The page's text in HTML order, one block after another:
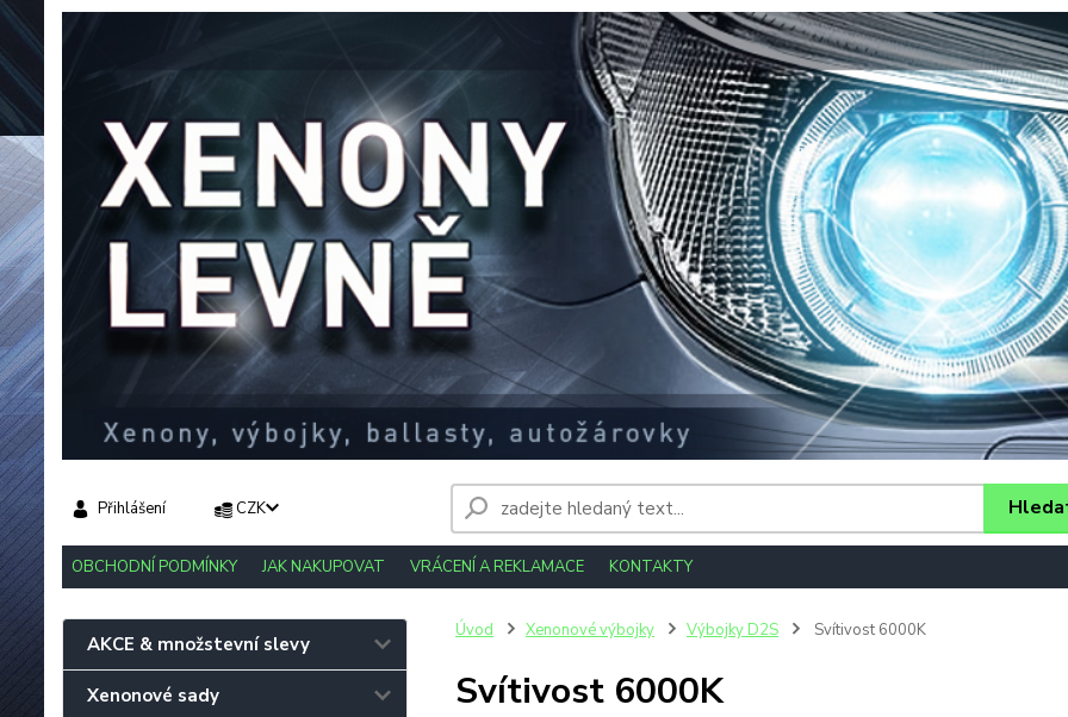
OBCHODNÍ PODMÍNKY JAK NAKUPOVAT VRÁCENÍ A REKLAMACE KONTAKTY
CZK
Přihlášení
AKCE & množstevní slevy
Xenonové sady
Úvod Xenonové výbojky Výbojky D2S Svítivost 6000K
Svítivost 6000K